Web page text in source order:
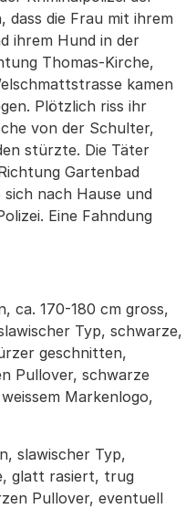
die Frau mit ihrem
ihrem Hund in der
Thomas-Kirche,
kamen
Plötzlich riss ihr
von der Schulter,
stürzte. Die Täter
Gartenbad
nach Hause und
Eine Fahndung
ca. 170-180 cm gross,
Typ, schwarze,
geschnitten,
Pullover, schwarze
Markenlogo,
slawischer Typ,
glatt rasiert, trug
Pullover, eventuell